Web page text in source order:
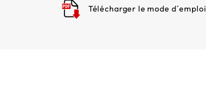
Télécharger le mode d´emploi